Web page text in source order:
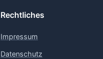
Rechtliches
Impressum
Datenschutz